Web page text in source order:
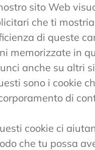
sito Web
che ti
di queste
memorizzate in
anche su altri
sono i cookie
di
cookie ci
che tu possa